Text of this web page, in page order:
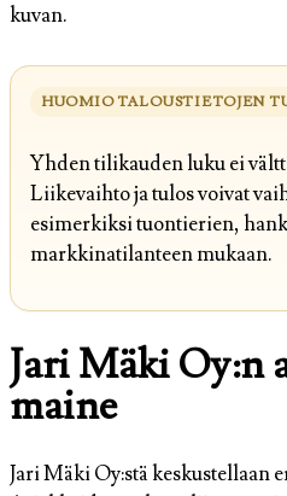
kuvan.
HUOMIO TALOUSTIETOJEN
Yhden tilikauden luku ei
Liikevaihto ja tulos voivat
esimerkiksi tuontierien,
markkinatilanteen mukaan.
Jari Mäki Oy:n
maine
Jari Mäki Oy:stä keskustellaan